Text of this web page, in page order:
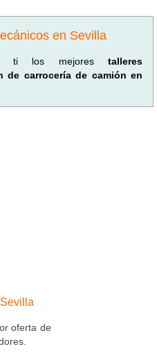
en Sevilla
ti los mejores talleres
de carrocería de camión en
oferta de